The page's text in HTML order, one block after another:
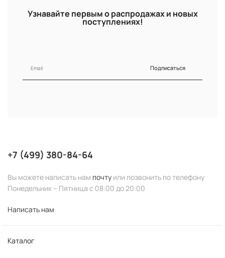
Узнавайте первым о распродажах и новых
поступлениях!
Подписаться
Каталог
+7 (499) 380-84-64
Вы можете написать нам почту или позвонить по телефону
Понедельник – Пятница с 08:00 до 20:00
Написать нам